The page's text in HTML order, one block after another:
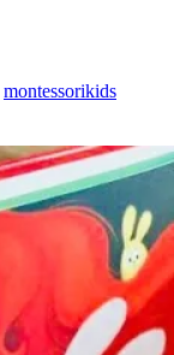
montessorikids